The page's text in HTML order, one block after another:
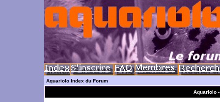
Aquariolo Index du Forum
Aquariolo